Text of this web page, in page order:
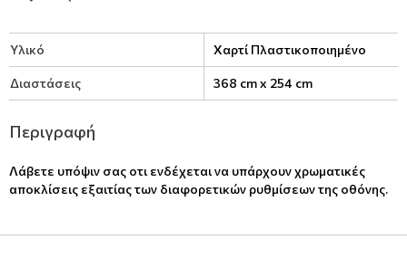
Υλικό Χαρτί Πλαστικοποιημένο
Διαστάσεις 368 cm x 254 cm
Περιγραφή
Λάβετε υπόψιν σας οτι ενδέχεται να υπάρχουν χρωματικές
αποκλίσεις εξαιτίας των διαφορετικών ρυθμίσεων της οθόνης.